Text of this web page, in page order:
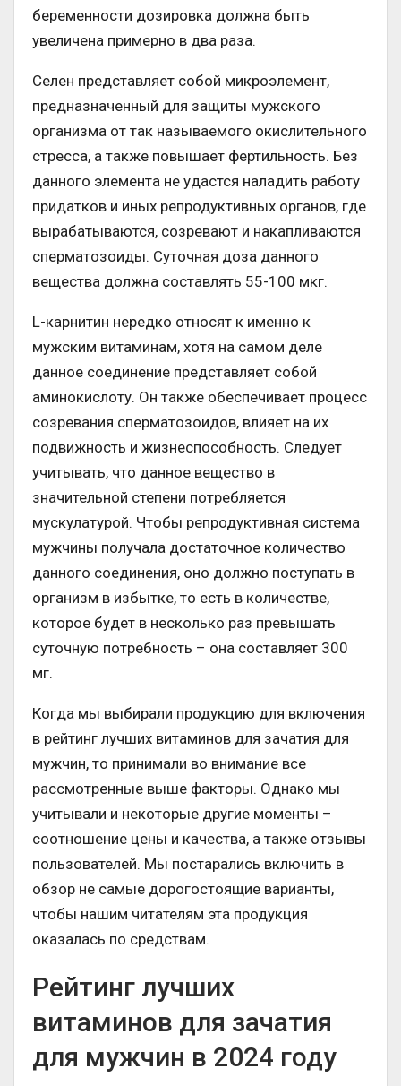
беременности дозировка должна быть
увеличена примерно в два раза.
Селен представляет собой микроэлемент,
предназначенный для защиты мужского
организма от так называемого окислительного
стресса, а также повышает фертильность. Без
данного элемента не удастся наладить работу
придатков и иных репродуктивных органов, где
вырабатываются, созревают и накапливаются
сперматозоиды. Суточная доза данного
вещества должна составлять 55-100 мкг.
L-карнитин нередко относят к именно к
мужским витаминам, хотя на самом деле
данное соединение представляет собой
аминокислоту. Он также обеспечивает процесс
созревания сперматозоидов, влияет на их
подвижность и жизнеспособность. Следует
учитывать, что данное вещество в
значительной степени потребляется
мускулатурой. Чтобы репродуктивная система
мужчины получала достаточное количество
данного соединения, оно должно поступать в
организм в избытке, то есть в количестве,
которое будет в несколько раз превышать
суточную потребность – она составляет 300
мг.
Когда мы выбирали продукцию для включения
в рейтинг лучших витаминов для зачатия для
мужчин, то принимали во внимание все
рассмотренные выше факторы. Однако мы
учитывали и некоторые другие моменты –
соотношение цены и качества, а также отзывы
пользователей. Мы постарались включить в
обзор не самые дорогостоящие варианты,
чтобы нашим читателям эта продукция
оказалась по средствам.
Рейтинг лучших
витаминов для зачатия
для мужчин в 2024 году